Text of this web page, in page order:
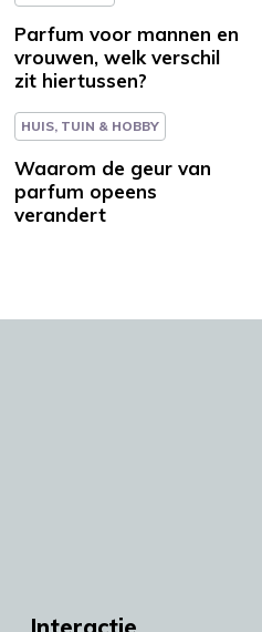
Parfum voor mannen en
vrouwen, welk verschil
zit hiertussen?
HUIS, TUIN & HOBBY
Waarom de geur van
parfum opeens
verandert